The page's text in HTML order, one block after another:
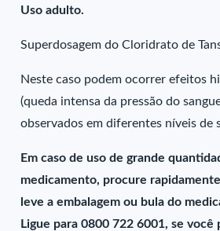
Uso adulto.
Superdosagem do Cloridrato de
Neste caso podem ocorrer efeitos
(queda intensa da pressão do
observados em diferentes níveis de
Em caso de uso de grande
medicamento, procure
leve a embalagem ou bula do
Ligue para 0800 722 6001, se você